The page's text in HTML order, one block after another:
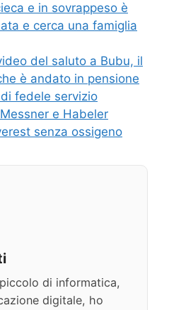
e in sovrappeso è
e cerca una famiglia
del saluto a Bubu, il
è andato in pensione
fedele servizio
e Habeler
senza ossigeno
di informatica,
digitale, ho